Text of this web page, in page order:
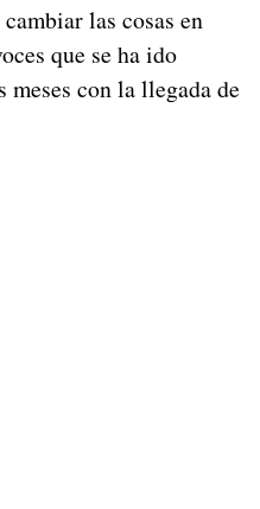
las cosas en
que se ha ido
con la llegada de